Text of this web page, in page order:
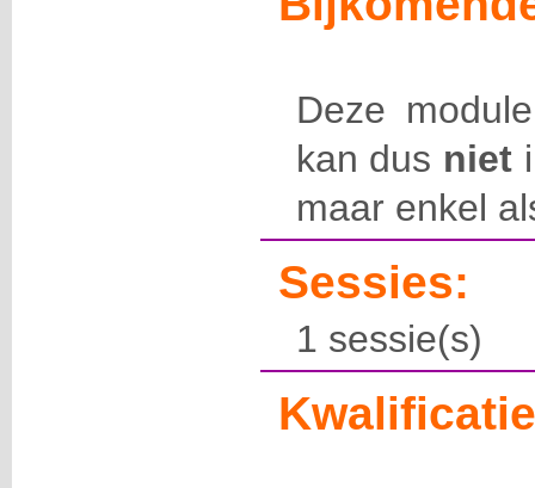
Deze
kan dus niet
maar enkel
Sessies:
1 sessie(s)